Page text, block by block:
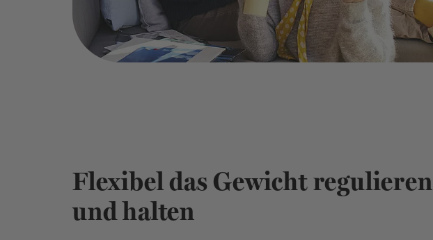
Flexibel das Gewicht regulieren
und halten